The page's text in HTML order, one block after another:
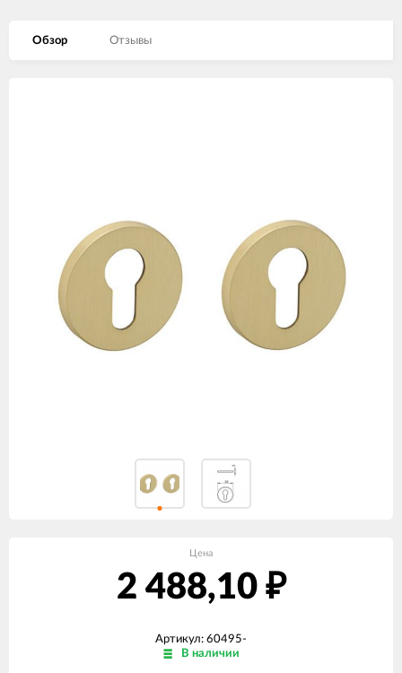
Обзор Отзывы
Цена
2 488,10 ₽
Артикул: 60495-
В наличии